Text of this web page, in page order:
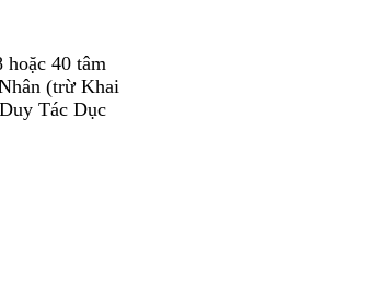
40 tâm
(trừ Khai
Tác Dục